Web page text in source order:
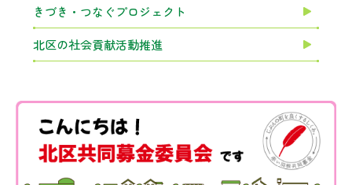
きづき・つなぐプロジェクト
北区の社会貢献活動推進